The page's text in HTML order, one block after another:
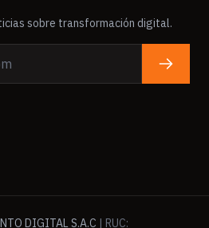
sobre transformación digital.
DIGITAL S.A.C | RUC: